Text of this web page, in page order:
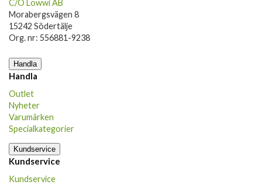
C/O Lowwi AB
Morabergsvägen 8
15242 Södertälje
Org. nr: 556881-9238
Handla
Handla
Outlet
Nyheter
Varumärken
Specialkategorier
Kundservice
Kundservice
Kundservice